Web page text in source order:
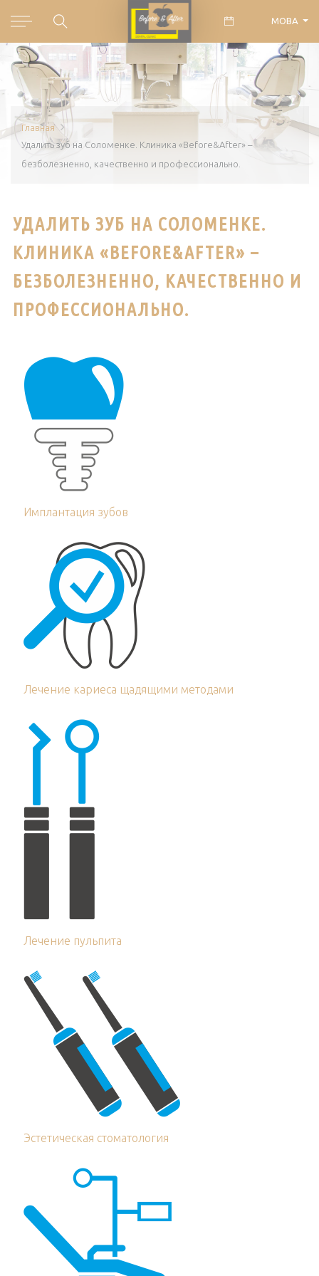
МОВА
Главная
Удалить зуб на Соломенке. Клиника «Before&After» –
безболезненно, качественно и профессионально.
УДАЛИТЬ ЗУБ НА СОЛОМЕНКЕ.
КЛИНИКА «BEFORE&AFTER» –
БЕЗБОЛЕЗНЕННО, КАЧЕСТВЕННО И
ПРОФЕССИОНАЛЬНО.
Имплантация зубов
Лечение кариеса щадящими методами
Лечение пульпита
Эстетическая стоматология